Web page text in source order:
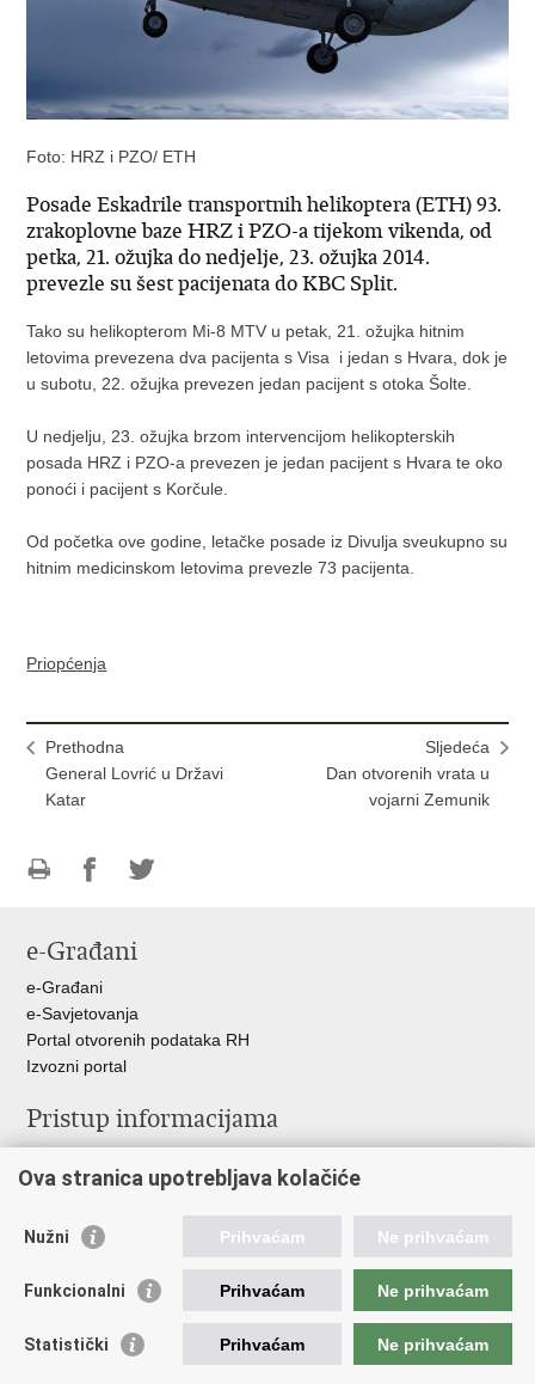
Foto: HRZ i PZO/ ETH
Posade Eskadrile transportnih helikoptera (ETH) 93.
zrakoplovne baze HRZ i PZO-a tijekom vikenda, od
petka, 21. ožujka do nedjelje, 23. ožujka 2014.
prevezle su šest pacijenata do KBC Split.
Tako su helikopterom Mi-8 MTV u petak, 21. ožujka hitnim
letovima prevezena dva pacijenta s Visa i jedan s Hvara, dok je
u subotu, 22. ožujka prevezen jedan pacijent s otoka Šolte.
U nedjelju, 23. ožujka brzom intervencijom helikopterskih
posada HRZ i PZO-a prevezen je jedan pacijent s Hvara te oko
ponoći i pacijent s Korčule.
Od početka ove godine, letačke posade iz Divulja sveukupno su
hitnim medicinskom letovima prevezle 73 pacijenta.
Priopćenja
Prethodna
General Lovrić u Državi
Katar
Sljedeća
Dan otvorenih vrata u
vojarni Zemunik
FacebookuTwitteru
e-Građani
e-Građani
e-Savjetovanja
Portal otvorenih podataka RH
Izvozni portal
Pristup informacijama
Izjava o pristupačnosti
Ravnopravnost spolova u MORH-u i OSRH
Važne poveznice
Vlada RH
Ova stranica upotrebljava kolačiće
Nužni Prihvaćam Ne prihvaćam
Funkcionalni Prihvaćam Ne prihvaćam
Statistički Prihvaćam Ne prihvaćam